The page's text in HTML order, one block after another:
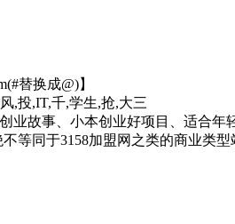
替换成@)】
,投,IT,千,学生,抢,大三
业故事、小本创业好项目、适合年
等同于3158加盟网之类的商业类型